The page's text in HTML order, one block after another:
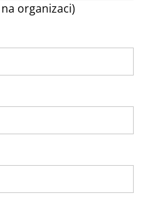
organizaci)